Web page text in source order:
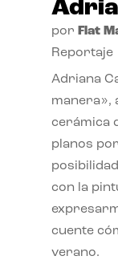
por Flat
Reportaje
Adriana
manera»,
cerámica
planos
con la
cuente
verano.